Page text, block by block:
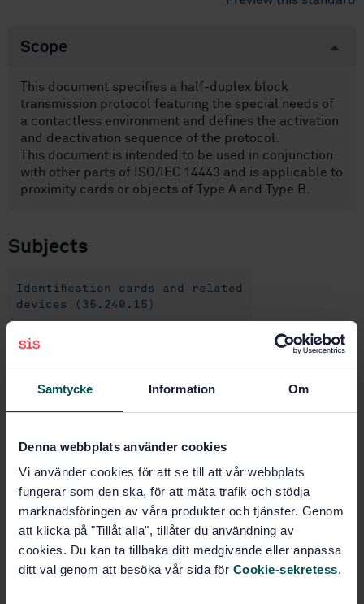
Samtycke Information Om
Denna webbplats använder cookies
Vi använder cookies för att se till att vår webbplats
fungerar som den ska, för att mäta trafik och stödja
marknadsföringen av våra produkter och tjänster. Genom
att klicka på "Tillåt alla", tillåter du användning av
cookies. Du kan ta tillbaka ditt medgivande eller anpassa
ditt val genom att besöka vår sida för Cookie-sekretess.
Scope
This document specifies a half-duplex block
transmission protocol featuring the special needs of
a contactless environment and defines the activation
and deactivation sequence of the protocol.
This document is intended to be used in conjunction
with other parts of ISO/IEC 14443 and is applicable to
proximity cards or objects of Type A and Type B.
Subjects
Identification cards and related
devices (35.240.15)
Buy this standard
Cards and security devices for personal identification
- Contactless proximity objects - Part 4: Transmission
protocol (ISO/IEC 14443-4:2018, IDT)
Subscribe on standards - Read more
2 973 SEK